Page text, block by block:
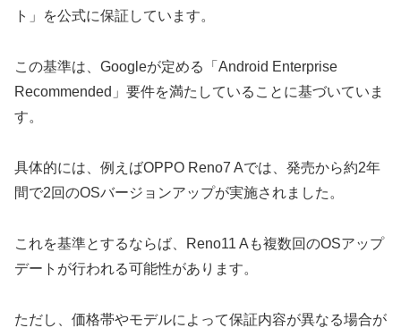
ト」を公式に保証しています。
この基準は、Googleが定める「Android Enterprise
Recommended」要件を満たしていることに基づいていま
す。
具体的には、例えばOPPO Reno7 Aでは、発売から約2年
間で2回のOSバージョンアップが実施されました。
これを基準とするならば、Reno11 Aも複数回のOSアップ
デートが行われる可能性があります。
ただし、価格帯やモデルによって保証内容が異なる場合が